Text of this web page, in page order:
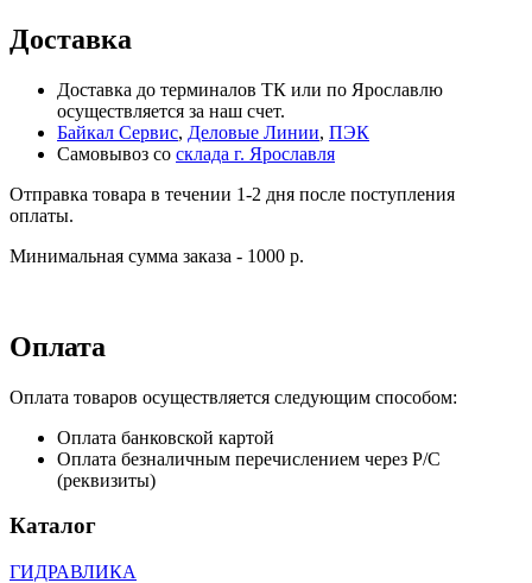
Доставка
Доставка до терминалов ТК или по Ярославлю
осуществляется за наш счет.
Байкал Сервис, Деловые Линии, ПЭК
Самовывоз со склада г. Ярославля
Отправка товара в течении 1-2 дня после поступления
оплаты.
Минимальная сумма заказа - 1000 р.
Оплата
Оплата товаров осуществляется следующим способом:
Оплата банковской картой
Оплата безналичным перечислением через Р/С
(реквизиты)
Каталог
ГИДРАВЛИКА